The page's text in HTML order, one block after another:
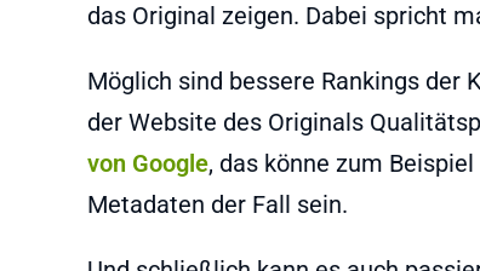
das Original zeigen. Dabei spricht
Möglich sind bessere Rankings der
der Website des Originals
von Google, das könne zum
Metadaten der Fall sein.